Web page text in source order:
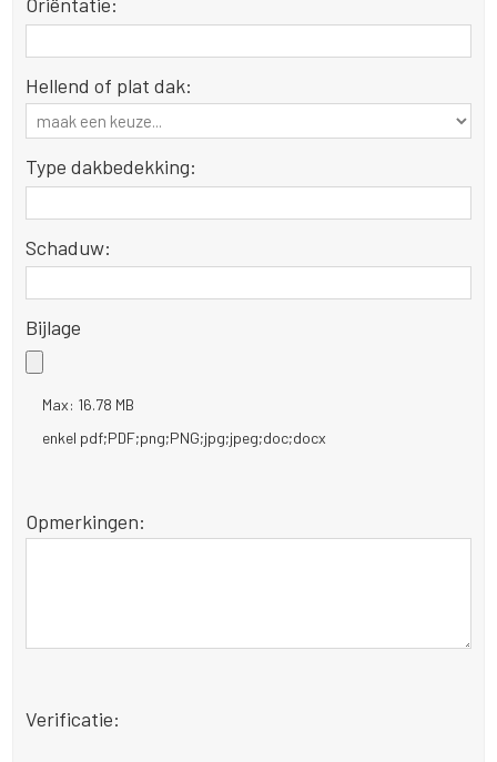
Hellend of plat dak:
Type dakbedekking:
Schaduw:
Bijlage
Max: 16.78 MB
enkel pdf;PDF;png;PNG;jpg;jpeg;doc;docx
Opmerkingen:
Verificatie: